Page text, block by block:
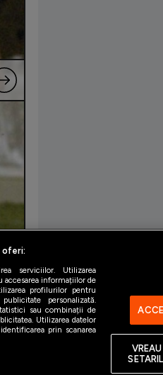
oferi:
serviciilor. Utilizarea
accesarea informațiilor de
profilurilor pentru
personalizată.
sau combinații de
Utilizarea datelor
prin scanarea